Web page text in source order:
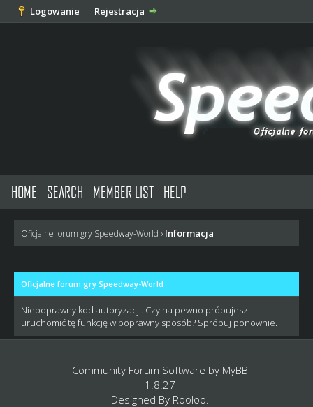
Logowanie Rejestracja
HOME SEARCH MEMBER LIST HELP
Oficjalne forum gry Speedway-World › Informacja
Oficjalne forum gry Speedway-World
Niepoprawny kod autoryzacji. Czy na pewno próbujesz
uruchomić tę funkcję w poprawny sposób? Spróbuj ponownie.
Community Forum Software by MyBB
1.8.27
Designed By Rooloo.